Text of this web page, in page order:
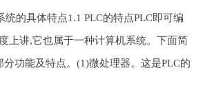
统的具体特点1.1 PLC的特点PLC即可编
上讲,它也属于一种计算机系统。下面简
分功能及特点。(1)微处理器。这是PLC的